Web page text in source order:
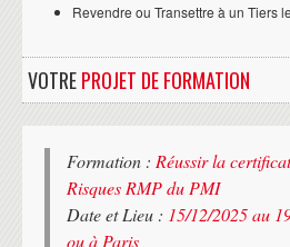
Revendre ou Transettre à un Tiers
VOTREPROJET DE FORMATION
Formation : Réussir la
Risques RMP du PMI
Date et Lieu : 15/12/2025 au
ou à Paris